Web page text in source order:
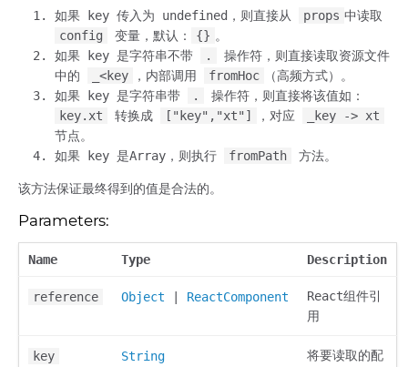
如果 key 传入为 undefined，则直接从 props 中读取
config
变量，默认： {} 。
如果 key 是字符串不带
.
操作符，则直接读取资源文件
中的
_<key ，内部调用 fromHoc
（高频方式）。
如果 key 是字符串带
.
操作符，则直接将该值如：
key.xt
转换成 ["key","xt"] ，对应
_key -> xt
节点。
如果 key 是Array，则执行
fromPath 方法。
该方法保证最终得到的值是合法的。
Parameters:
Name Type Description
reference Object ReactComponent
React组件引
用
key String
将要读取的配